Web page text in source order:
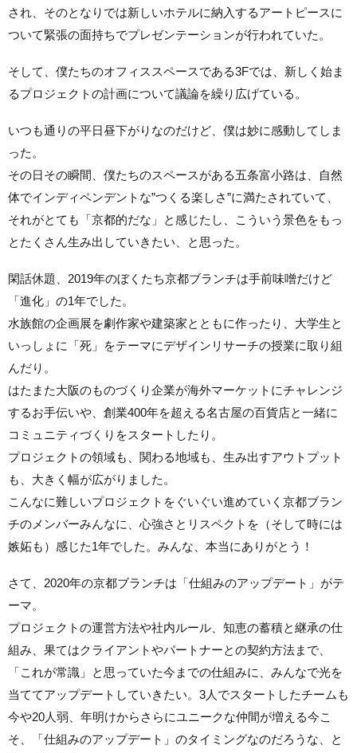
され、そのとなりでは新しいホテルに納入するアートピースに
ついて緊張の面持ちでプレゼンテーションが行われていた。
そして、僕たちのオフィススペースである3Fでは、新しく始ま
るプロジェクトの計画について議論を繰り広げている。
いつも通りの平日昼下がりなのだけど、僕は妙に感動してしま
った。
その日その瞬間、僕たちのスペースがある五条富小路は、自然
体でインディペンデントな”つくる楽しさ”に満たされていて、
それがとても「京都的だな」と感じたし、こういう景色をもっ
とたくさん生み出していきたい、と思った。
閑話休題、2019年のぼくたち京都ブランチは手前味噌だけど
「進化」の1年でした。
水族館の企画展を劇作家や建築家とともに作ったり、大学生と
いっしょに「死」をテーマにデザインリサーチの授業に取り組
んだり。
はたまた大阪のものづくり企業が海外マーケットにチャレンジ
するお手伝いや、創業400年を超える名古屋の百貨店と一緒に
コミュニティづくりをスタートしたり。
プロジェクトの領域も、関わる地域も、生み出すアウトプット
も、大きく幅が広がりました。
こんなに難しいプロジェクトをぐいぐい進めていく京都ブラン
チのメンバーみんなに、心強さとリスペクトを（そして時には
嫉妬も）感じた1年でした。みんな、本当にありがとう！
さて、2020年の京都ブランチは「仕組みのアップデート」がテ
ーマ。
プロジェクトの運営方法や社内ルール、知恵の蓄積と継承の仕
組み、果てはクライアントやパートナーとの契約方法まで、
「これが常識」と思っていた今までの仕組みに、みんなで光を
当ててアップデートしていきたい。3人でスタートしたチームも
今や20人弱、年明けからさらにユニークな仲間が増える今こ
そ、「仕組みのアップデート」のタイミングなのだろうな、と